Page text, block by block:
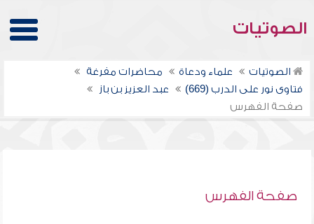
الصوتيات
الصوتيات علماء ودعاة
محاضرات مفرغة
فتاوى نور على الدرب (669)
عبد العزيز بن باز
صفحة الفهرس
صفحة الفهرس